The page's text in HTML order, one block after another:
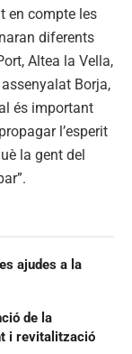
en compte les
diferents
Altea la Vella,
Borja,
és important
l’esperit
la gent del
ajudes a la
de la
i revitalització